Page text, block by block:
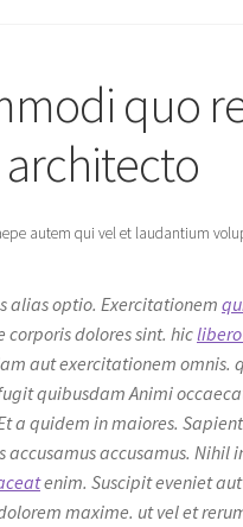
quo
autem qui vel et laudantium
alias optio. Exercitationem
corporis dolores sint. hic
aut exercitationem omnis.
quibusdam Animi
a quidem in maiores.
accusamus.
enim. Suscipit eveniet
maxime. ut vel et